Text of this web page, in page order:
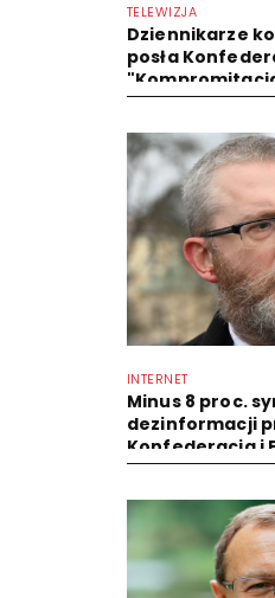
TELEWIZJA
Dziennikarze
posła
INTERNET
Minus 8 proc.
dezinformacji
Konfederacja i